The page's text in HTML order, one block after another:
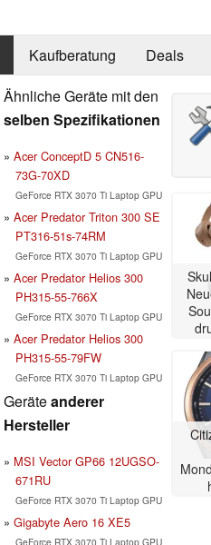
Kaufberatung Deals
Ähnliche Geräte mit den
selben Spezifikationen
Acer ConceptD 5 CN516-
73G-70XD
GeForce RTX 3070 Ti Laptop GPU
Acer Predator Triton 300 SE
PT316-51s-74RM
GeForce RTX 3070 Ti Laptop GPU
Acer Predator Helios 300
PH315-55-766X
GeForce RTX 3070 Ti Laptop GPU
Acer Predator Helios 300
PH315-55-79FW
GeForce RTX 3070 Ti Laptop GPU
Geräteanderer
Hersteller
MSI Vector GP66 12UGSO-
671RU
GeForce RTX 3070 Ti Laptop GPU
Gigabyte Aero 16 XE5
GeForce RTX 3070 Ti Laptop GPU